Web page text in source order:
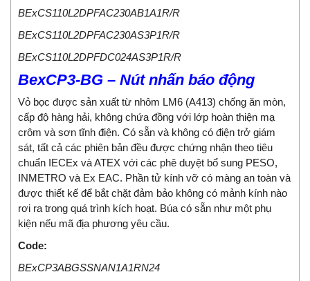
BExCS110L2DPFAC230AB1A1R/R
BExCS110L2DPFAC230AS3P1R/R
BExCS110L2DPFDC024AS3P1R/R
BexCP3-BG – Nút nhấn báo động
Vỏ bọc được sản xuất từ ​​nhôm LM6 (A413) chống ăn mòn,
cấp độ hàng hải, không chứa đồng với lớp hoàn thiện mạ
crôm và sơn tĩnh điện. Có sẵn và không có điện trở giám
sát, tất cả các phiên bản đều được chứng nhận theo tiêu
chuẩn IECEx và ATEX với các phê duyệt bổ sung PESO,
INMETRO và Ex EAC. Phần tử kính vỡ có màng an toàn và
được thiết kế để bắt chặt đảm bảo không có mảnh kính nào
rơi ra trong quá trình kích hoạt. Búa có sẵn như một phụ
kiện nếu mã địa phương yêu cầu.
Code:
BExCP3ABGSSNAN1A1RN24